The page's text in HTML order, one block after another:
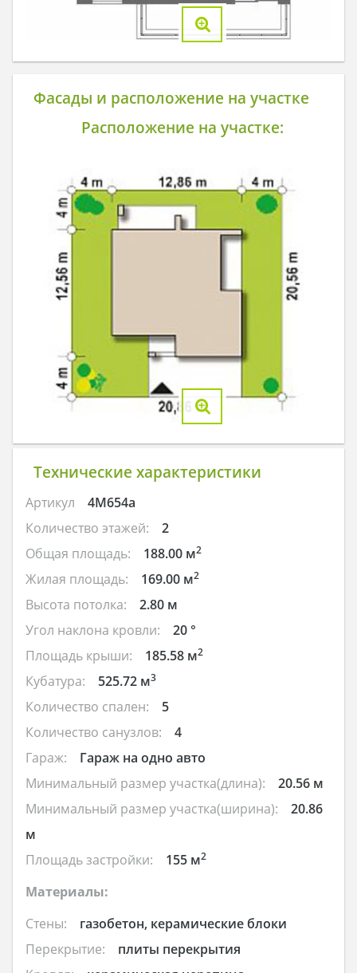
Фасады и расположение на участке
Расположение на участке:
Технические характеристики
Артикул
4M654a
Количество этажей:
2
Общая площадь:
188.00 м2
Жилая площадь: 169.00 м2
Высота потолка:
2.80 м
Угол наклона кровли:
20 °
Площадь крыши:
185.58 м2
Кубатура: 525.72 м3
Количество спален:
5
Количество санузлов:
4
Гараж:
Гараж на одно авто
Минимальный размер участка(длина):
20.56 м
Минимальный размер участка(ширина):
20.86
м
Площадь застройки:
155 м2
Материалы:
Стены:
газобетон, керамические блоки
Перекрытие:
плиты перекрытия